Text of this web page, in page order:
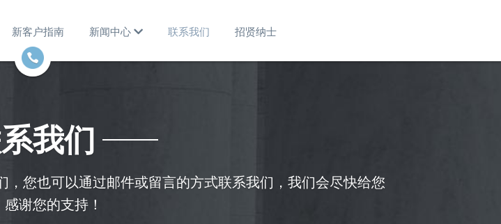
新客户指南 新闻中心 联系我们 招贤纳士
我们
您也可以通过邮件或留言的方式联系我们，我们会尽快给您
谢您的支持！